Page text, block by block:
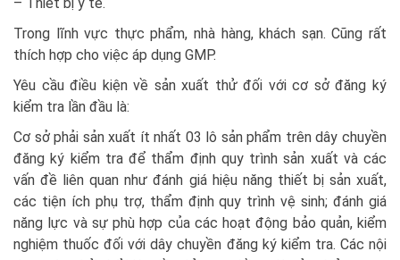
Trong lĩnh vực thực phẩm, nhà hàng, khách sạn. Cũng rất
thích hợp cho việc áp dụng GMP.
Yêu cầu điều kiện về sản xuất thử đối với cơ sở đăng ký
kiểm tra lần đầu là:
Cơ sở phải sản xuất ít nhất 03 lô sản phẩm trên dây chuyền
đăng ký kiểm tra để thẩm định quy trình sản xuất và các
vấn đề liên quan như đánh giá hiệu năng thiết bị sản xuất,
các tiện ích phụ trợ, thẩm định quy trình vệ sinh; đánh giá
năng lực và sự phù hợp của các hoạt động bảo quản, kiểm
nghiệm thuốc đối với dây chuyền đăng ký kiểm tra. Các nội